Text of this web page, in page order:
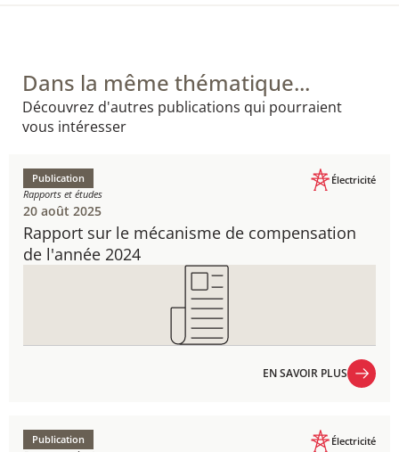
Dans la même thématique...
Découvrez d'autres publications qui pourraient
vous intéresser
Rapport sur le mécanisme de compensation
de l'année 2024
Publication
Rapports et études
Électricité
20 août 2025
EN SAVOIR PLUS
Publication
Électricité